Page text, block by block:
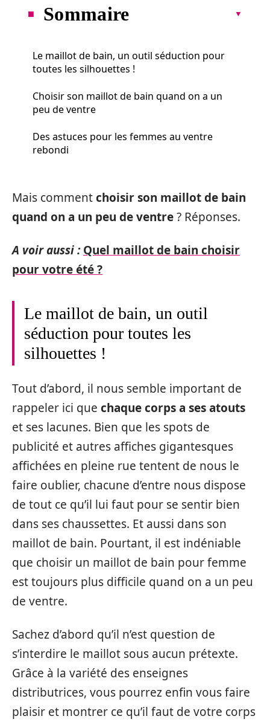
Sommaire
Le maillot de bain, un outil séduction pour
toutes les silhouettes !
Choisir son maillot de bain quand on a un
peu de ventre
Des astuces pour les femmes au ventre
rebondi
Mais commentchoisir son maillot de bain
quand on a un peu de ventre? Réponses.
A voir aussi : Quel maillot de bain choisir
pour votre été ?
Le maillot de bain, un outil
séduction pour toutes les
silhouettes !
Tout d’abord, il nous semble important de
rappeler ici que chaque corps a ses atouts
et ses lacunes. Bien que les spots de
publicité et autres affiches gigantesques
affichées en pleine rue tentent de nous le
faire oublier, chacune d’entre nous dispose
de tout ce qu’il lui faut pour se sentir bien
dans ses chaussettes. Et aussi dans son
maillot de bain. Pourtant, il est indéniable
que choisir un maillot de bain pour femme
est toujours plus difficile quand on a un peu
de ventre.
Sachez d’abord qu’il n’est question de
s’interdire le maillot sous aucun prétexte.
Grâce à la variété des enseignes
distributrices, vous pourrez enfin vous faire
plaisir et montrer ce qu’il faut de votre corps